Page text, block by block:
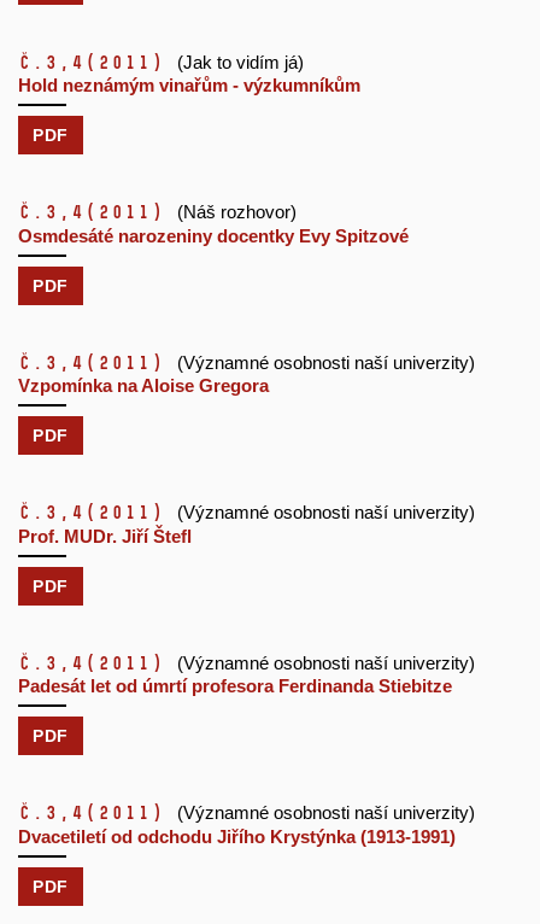
č.3,4 (2011)
(Jak to vidím já)
Hold neznámým vinařům - výzkumníkům
PDF
č.3,4 (2011)
(Náš rozhovor)
Osmdesáté narozeniny docentky Evy Spitzové
PDF
č.3,4 (2011)
(Významné osobnosti naší univerzity)
Vzpomínka na Aloise Gregora
PDF
č.3,4 (2011)
(Významné osobnosti naší univerzity)
Prof. MUDr. Jiří Štefl
PDF
č.3,4 (2011)
(Významné osobnosti naší univerzity)
Padesát let od úmrtí profesora Ferdinanda Stiebitze
PDF
č.3,4 (2011)
(Významné osobnosti naší univerzity)
Dvacetiletí od odchodu Jiřího Krystýnka (1913-1991)
PDF